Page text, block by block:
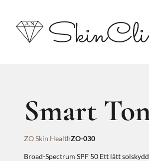
Smart
ZO Skin HealthZO-030
Broad-Spectrum SPF 50 Ett lätt